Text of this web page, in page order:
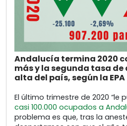
Andalucía termina 2020
más y la segunda tasa de
alta del país, según la EPA
El último trimestre de 2020 “le
casi 100.000 ocupados a
problema es que, tras la